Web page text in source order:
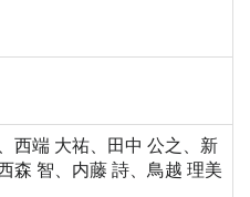
西端 大祐、田中 公之、新
森 智、内藤 詩、鳥越 理美